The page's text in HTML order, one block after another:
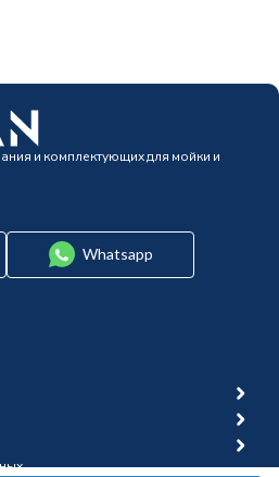
и комплектующих для мойки и
Whatsapp